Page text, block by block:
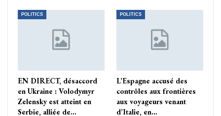
POLITICS
EN DIRECT, désaccord
en Ukraine : Volodymyr
Zelensky est atteint en
Serbie, alliée de…
POLITICS
L’Espagne accusé des
contrôles aux frontières
aux voyageurs venant
d’Italie, en…